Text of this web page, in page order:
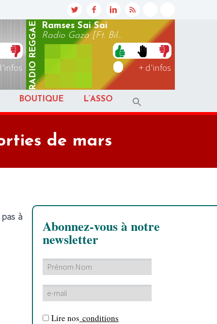
RADIO
REGGAE
Ramses Sai Sai
Radio Gaza [Ft. Bil...
+ d'infos
BOUTIQUE L’ASSO
de mars
à
Abonnez-vous à notre
newsletter
Lire nos conditions